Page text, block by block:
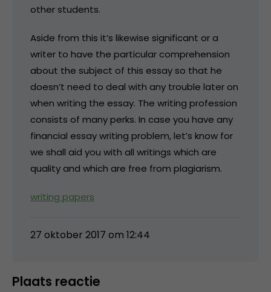
other students.
Aside from this it’s likewise significant or a
writer to have the particular comprehension
about the subject of this essay so that he
doesn’t need to deal with any trouble later on
when writing the essay. The writing profession
consists of many perks. In case you have any
financial essay writing problem, let’s know for
we shall aid you with all writings which are
quality and which are free from plagiarism.
writing papers
27 oktober 2017 om 12:44
Plaats reactie